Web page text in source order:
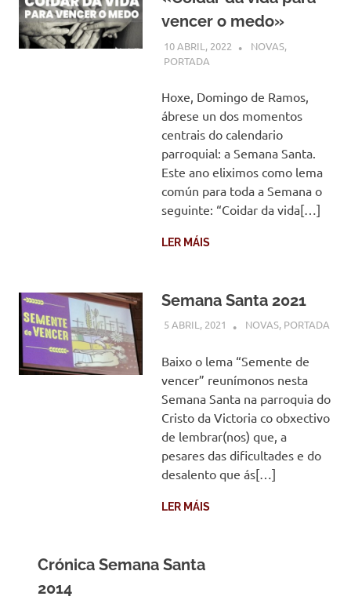
vencer o medo»
10 ABRIL, 2022 COMUNIDADE
NOVAS,
PORTADA
Hoxe, Domingo de Ramos,
ábrese un dos momentos
centrais do calendario
parroquial: a Semana Santa.
Este ano eliximos como lema
común para toda a Semana o
seguinte: “Coidar da vida[…]
LER MÁIS
Semana Santa 2021
5 ABRIL, 2021 COMUNIDADE
NOVAS, PORTADA
Baixo o lema “Semente de
vencer” reunímonos nesta
Semana Santa na parroquia do
Cristo da Victoria co obxectivo
de lembrar(nos) que, a
pesares das dificultades e do
desalento que ás[…]
LER MÁIS
Crónica Semana Santa
2014